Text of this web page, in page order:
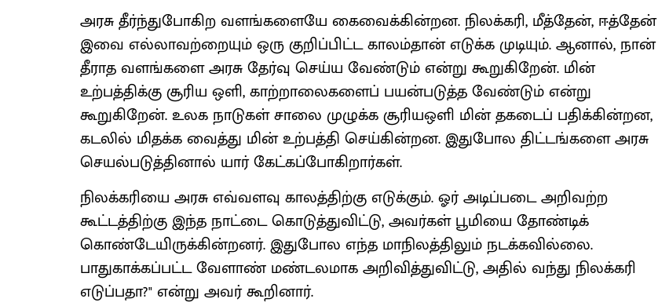
அரசு தீர்ந்துபோகிற வளங்களையே கைவைக்கின்றன. நிலக்கரி, மீத்தேன், ஈத்தேன்
இவை எல்லாவற்றையும் ஒரு குறிப்பிட்ட காலம்தான் எடுக்க முடியும். ஆனால், நான்
தீராத வளங்களை அரசு தேர்வு செய்ய வேண்டும் என்று கூறுகிறேன். மின்
உற்பத்திக்கு சூரிய ஒளி, காற்றாலைகளைப் பயன்படுத்த வேண்டும் என்று
கூறுகிறேன். உலக நாடுகள் சாலை முழுக்க சூரியஒளி மின் தகடைப் பதிக்கின்றன,
கடலில் மிதக்க வைத்து மின் உற்பத்தி செய்கின்றன. இதுபோல திட்டங்களை அரசு
செயல்படுத்தினால் யார் கேட்கப்போகிறார்கள்.
நிலக்கரியை அரசு எவ்வளவு காலத்திற்கு எடுக்கும். ஓர் அடிப்படை அறிவற்ற
கூட்டத்திற்கு இந்த நாட்டை கொடுத்துவிட்டு, அவர்கள் பூமியை தோண்டிக்
கொண்டேயிருக்கின்றனர். இதுபோல எந்த மாநிலத்திலும் நடக்கவில்லை.
பாதுகாக்கப்பட்ட வேளாண் மண்டலமாக அறிவித்துவிட்டு, அதில் வந்து நிலக்கரி
எடுப்பதா?" என்று அவர் கூறினார்.